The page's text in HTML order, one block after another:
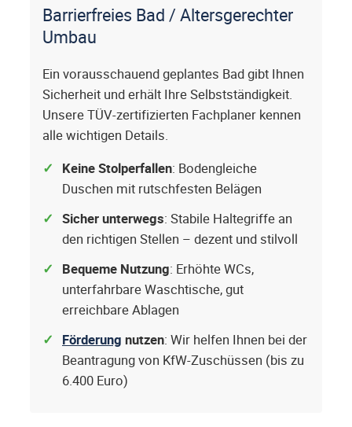
Barrierfreies Bad / Altersgerechter
Umbau
Ein vorausschauend geplantes Bad gibt Ihnen
Sicherheit und erhält Ihre Selbstständigkeit.
Unsere TÜV-zertifizierten Fachplaner kennen
alle wichtigen Details.
Keine Stolperfallen: Bodengleiche
Duschen mit rutschfesten Belägen
Sicher unterwegs: Stabile Haltegriffe an
den richtigen Stellen – dezent und stilvoll
Bequeme Nutzung: Erhöhte WCs,
unterfahrbare Waschtische, gut
erreichbare Ablagen
Förderung nutzen: Wir helfen Ihnen bei der
Beantragung von KfW-Zuschüssen (bis zu
6.400 Euro)